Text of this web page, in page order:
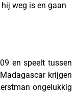
weg is en gaan
en speelt tussen
krijgen
ongelukkig